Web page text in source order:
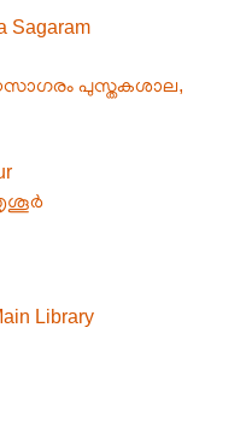
Sagaram
പുസ്തകശാല,
തൃശൂർ
Library